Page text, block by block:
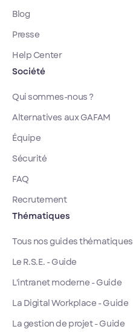
Blog
Presse
Help Center
Société
Qui sommes-nous ?
Alternatives aux GAFAM
Équipe
Sécurité
FAQ
Recrutement
Thématiques
Tous nos guides thématiques
Le R.S.E. - Guide
L'intranet moderne - Guide
La Digital Workplace - Guide
La gestion de projet - Guide